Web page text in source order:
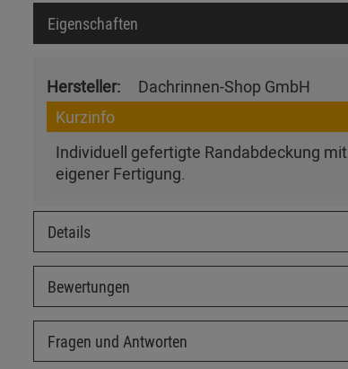
Eigenschaften
Hersteller:
Dachrinnen-Shop GmbH
Kurzinfo
Individuell gefertigte Randabdeckung
eigener Fertigung.
Details
Bewertungen
Fragen und Antworten